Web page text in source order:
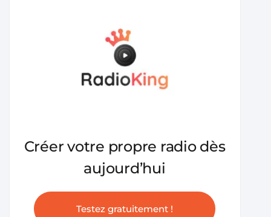
Créer votre propre radio dès
aujourd’hui
Testez gratuitement !